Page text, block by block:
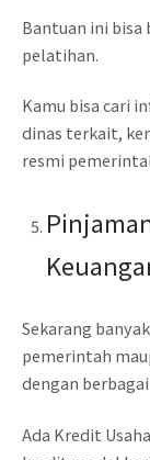
Bantuan ini bisa
pelatihan.
Kamu bisa cari
dinas terkait,
resmi
Sekarang
pemerintah
dengan
Ada Kredit